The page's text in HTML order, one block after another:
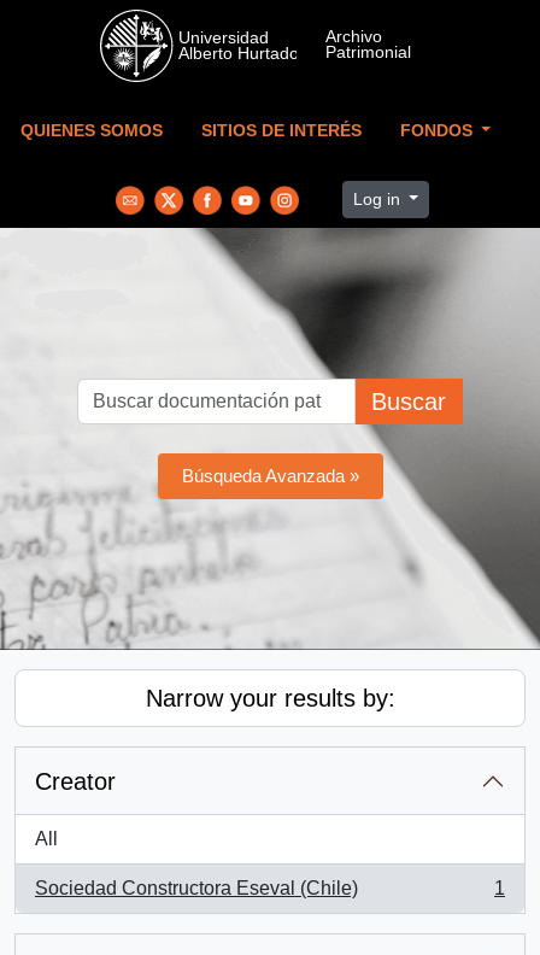
Skip to main content
QUIENES SOMOS SITIOS DE INTERÉS FONDOS
Log in
Buscar
Búsqueda Avanzada »
Narrow your results by:
Creator
All
Sociedad Constructora Eseval (Chile)
, 1 results
1